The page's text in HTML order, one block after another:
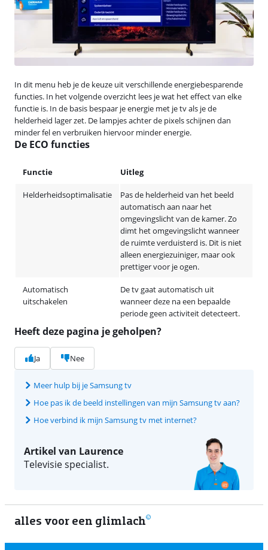
In dit menu heb je de keuze uit verschillende energiebesparende
functies. In het volgende overzicht lees je wat het effect van elke
functie is. In de basis bespaar je energie met je tv als je de
helderheid lager zet. De lampjes achter de pixels schijnen dan
minder fel en verbruiken hiervoor minder energie.
De ECO functies
Functie Uitleg
Helderheidsoptimalisatie
Pas de helderheid van het beeld
automatisch aan naar het
omgevingslicht van de kamer. Zo
dimt het omgevingslicht wanneer
de ruimte verduisterd is. Dit is niet
alleen energiezuiniger, maar ook
prettiger voor je ogen.
Automatisch
uitschakelen
De tv gaat automatisch uit
wanneer deze na een bepaalde
periode geen activiteit detecteert.
Heeft deze pagina je geholpen?
Ja Nee
Meer hulp bij je Samsung tv
Hoe pas ik de beeld instellingen van mijn Samsung tv aan?
Hoe verbind ik mijn Samsung tv met internet?
Artikel van Laurence
Televisie specialist.
alles voor een glimlach